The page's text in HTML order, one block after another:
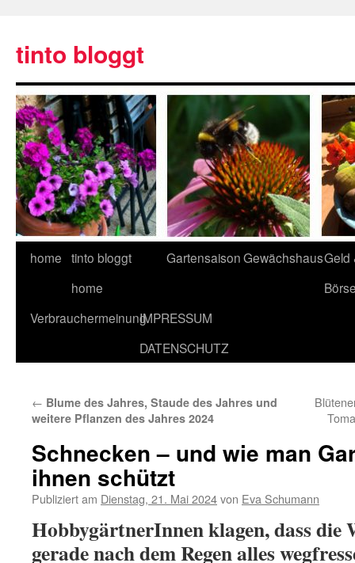
tinto bloggt
home tinto bloggt
home
GartensaisonGewächshausGeld
VerbrauchermeinungIMPRESSUM
DATENSCHUTZ
← Blume des Jahres, Staude des Jahres und
weitere Pflanzen des Jahres 2024
Schnecken – und wie man
ihnen schützt
Publiziert am Dienstag, 21. Mai 2024von Eva Schumann
HobbygärtnerInnen klagen, dass die
gerade nach dem Regen alles